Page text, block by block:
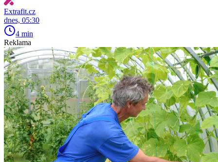
Extrafit.cz
dnes, 05:30
4 min
Reklama